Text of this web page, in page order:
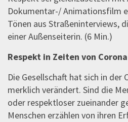
Dokumentar-/ Animationsfilm
Tönen aus Straßeninterviews,
einer Außenseiterin. (6 Min.)
Respekt in Zeiten von Corona
Die Gesellschaft hat sich in der
merklich verändert. Sind die
oder respektloser zueinander
Menschen erzählen von ihren